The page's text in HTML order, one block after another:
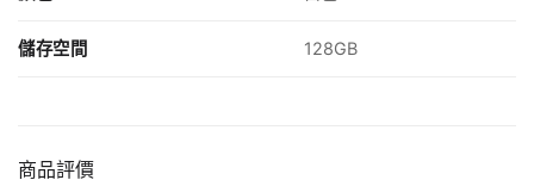
儲存空間 128GB
商品評價